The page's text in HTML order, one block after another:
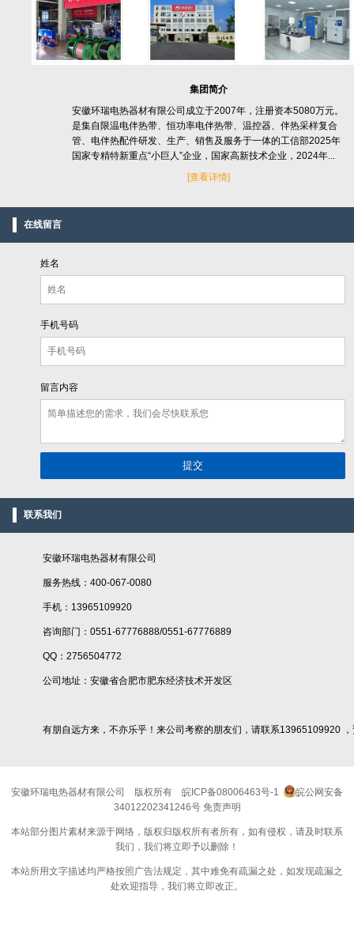
集团简介
安徽环瑞电热器材有限公司成立于2007年，注册资本5080万元。
是集自限温电伴热带、恒功率电伴热带、温控器、伴热采样复合
管、电伴热配件研发、生产、销售及服务于一体的工信部2025年
国家专精特新重点“小巨人”企业，国家高新技术企业，2024年...
[查看详情]
在线留言
姓名
手机号码
留言内容
联系我们
安徽环瑞电热器材有限公司
服务热线：400-067-0080
手机：13965109920
咨询部门：0551-67776888/0551-67776889
QQ：2756504772
公司地址：安徽省合肥市肥东经济技术开发区
有朋自远方来，不亦乐乎！来公司考察的朋友们，请联系13965109920
安徽环瑞电热器材有限公司 版权所有 皖ICP备08006463号-1
皖公网安备
34012202341246号 免责声明
本站部分图片素材来源于网络，版权归版权所有者所有，如有侵权，请及时联系
我们，我们将立即予以删除！
本站所用文字描述均严格按照广告法规定，其中难免有疏漏之处，如发现疏漏之
处欢迎指导，我们将立即改正。